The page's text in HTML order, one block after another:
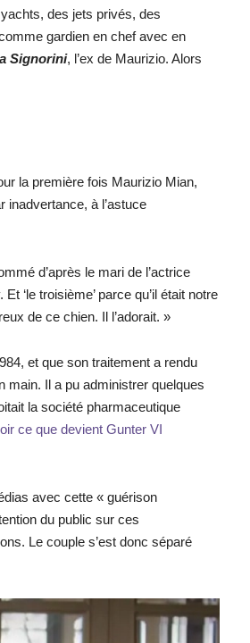
des jets privés, des
gardien en chef avec en
Signorini, l’ex de Maurizio. Alors
la première fois Maurizio Mian,
inadvertance, à l’astuce
d’après le mari de l’actrice
‘le troisième’ parce qu’il était notre
de ce chien. Il l’adorait. »
et que son traitement a rendu
main. Il a pu administrer quelques
la société pharmaceutique
ce que devient Gunter VI
avec cette « guérison
du public sur ces
Le couple s’est donc séparé